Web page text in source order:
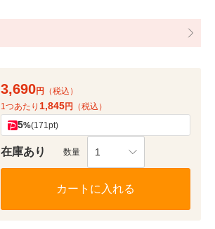
3,690円
（税込）
1つあたり 1,845円 （税込）
5%(171pt)
在庫あり 数量 1
カートに入れる